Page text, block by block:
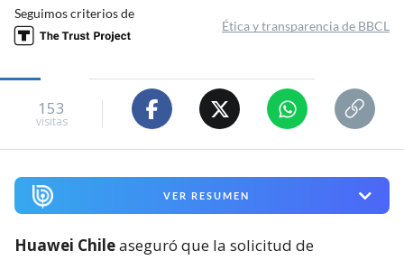
Seguimos criterios de
Ética y transparencia de BBCL
153
visitas
VER RESUMEN
Huawei Chileaseguró que la solicitud de